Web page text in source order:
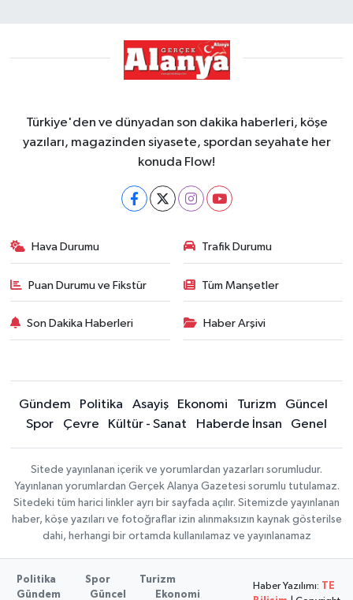
Türkiye'den ve dünyadan son dakika haberleri, köşe
yazıları, magazinden siyasete, spordan seyahate her
konuda Flow!
Hava Durumu Trafik Durumu
Puan Durumu ve Fikstür Tüm Manşetler
Son Dakika Haberleri Haber Arşivi
Gündem Politika Asayiş Ekonomi Turizm
Güncel
Spor
Çevre Kültür - Sanat Haberde İnsan Genel
Sitede yayınlanan içerik ve yorumlardan yazarları sorumludur.
Yayınlanan yorumlardan Gerçek Alanya Gazetesi sorumlu tutulamaz.
Sitedeki tüm harici linkler ayrı bir sayfada açılır. Sitemizde yayınlanan
haber, köşe yazıları ve fotoğraflar izin alınmaksızın kaynak gösterilse
dahi, herhangi bir ortamda kullanılamaz ve yayınlanamaz
Politika Spor
Turizm
Gündem
Güncel Ekonomi
Haber Yazılımı:
TE